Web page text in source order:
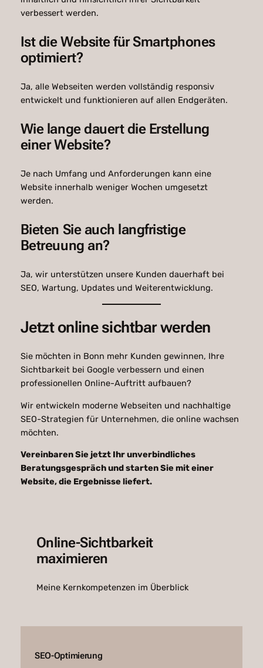
verbessert werden.
Ist die Website für Smartphones
optimiert?
Ja, alle Webseiten werden vollständig responsiv
entwickelt und funktionieren auf allen Endgeräten.
Wie lange dauert die Erstellung
einer Website?
Je nach Umfang und Anforderungen kann eine
Website innerhalb weniger Wochen umgesetzt
werden.
Bieten Sie auch langfristige
Betreuung an?
Ja, wir unterstützen unsere Kunden dauerhaft bei
SEO, Wartung, Updates und Weiterentwicklung.
Jetzt online sichtbar werden
Sie möchten in Bonn mehr Kunden gewinnen, Ihre
Sichtbarkeit bei Google verbessern und einen
professionellen Online-Auftritt aufbauen?
Wir entwickeln moderne Webseiten und nachhaltige
SEO-Strategien für Unternehmen, die online wachsen
möchten.
Vereinbaren Sie jetzt Ihr unverbindliches
Beratungsgespräch und starten Sie mit einer
Website, die Ergebnisse liefert.
Online-Sichtbarkeit
maximieren
Meine Kernkompetenzen im Überblick
SEO-Optimierung